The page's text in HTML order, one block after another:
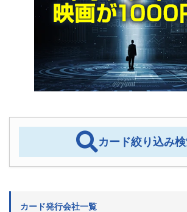
カード絞り込み
カード発行会社一覧